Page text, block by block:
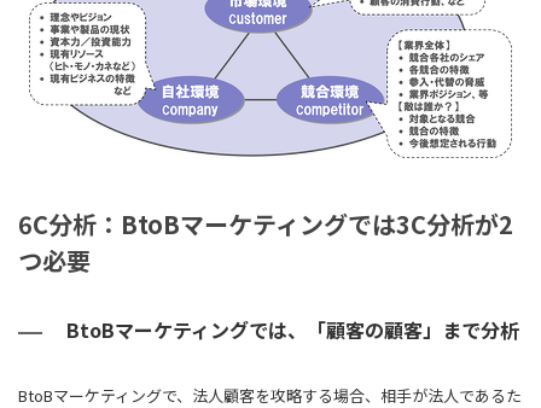
6C分析：BtoBマーケティングでは3C分析が2
つ必要
BtoBマーケティングでは、「顧客の顧客」まで分析
BtoBマーケティングで、法人顧客を攻略する場合、相手が法人であるた